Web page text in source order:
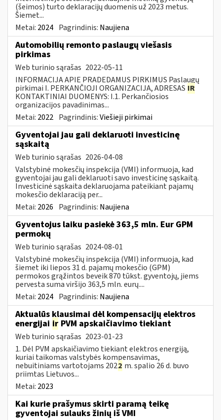
(šeimos) turto deklaracijų duomenis už 2023 metus.
Šiemet...
Metai: 2024 Pagrindinis: Naujiena
Automobilių remonto paslaugų viešasis
pirkimas
Web turinio sąrašas 2022-05-11
INFORMACIJA APIE PRADEDAMUS PIRKIMUS Paslaugų
pirkimai I. PERKANČIOJI ORGANIZACIJA, ADRESAS IR
KONTAKTINIAI DUOMENYS: I.1. Perkančiosios
organizacijos pavadinimas...
Metai: 2022 Pagrindinis:Viešieji pirkimai
Gyventojai jau gali deklaruoti investicinę
sąskaitą
Web turinio sąrašas 2026-04-08
Valstybinė mokesčių inspekcija (VMI) informuoja, kad
gyventojai jau gali deklaruoti savo investicinę sąskaitą.
Investicinė sąskaita deklaruojama pateikiant pajamų
mokesčio deklaraciją per...
Metai: 2026 Pagrindinis: Naujiena
Gyventojus laiku pasiekė 363,5 mln. Eur GPM
permokų
Web turinio sąrašas 2024-08-01
Valstybinė mokesčių inspekcija (VMI) informuoja, kad
šiemet iki liepos 31 d. pajamų mokesčio (GPM)
permokos grąžintos beveik 870 tūkst. gyventojų, jiems
pervesta suma viršijo 363,5 mln. eurų....
Metai: 2024 Pagrindinis: Naujiena
Aktualūs klausimai dėl kompensacijų elektros
energijai ir PVM apskaičiavimo tiekiant
Web turinio sąrašas 2023-01-23
1. Dėl PVM apskaičiavimo tiekiant elektros energiją,
kuriai taikomas valstybės kompensavimas,
nebuitiniams vartotojams 2022 m. spalio 26 d. buvo
priimtas Lietuvos...
Metai: 2023
Kai kurie prašymus skirti paramą teikę
gyventojai sulauks žinių iš VMI